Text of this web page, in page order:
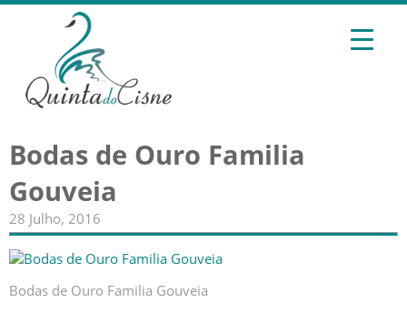
Bodas de Ouro Familia
Gouveia
28 Julho, 2016
Bodas de Ouro Familia Gouveia